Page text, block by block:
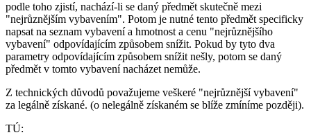
podle toho zjistí, nachází-li se daný předmět skutečně mezi
"nejrůznějším vybavením". Potom je nutné tento předmět specificky
napsat na seznam vybavení a hmotnost a cenu "nejrůznějšího
vybavení" odpovídajícím způsobem snížit. Pokud by tyto dva
parametry odpovídajícím způsobem snížit nešly, potom se daný
předmět v tomto vybavení nacházet nemůže.
Z technických důvodů považujeme veškeré "nejrůznější vybavení"
za legálně získané. (o nelegálně získaném se blíže zmíníme později).
TÚ: